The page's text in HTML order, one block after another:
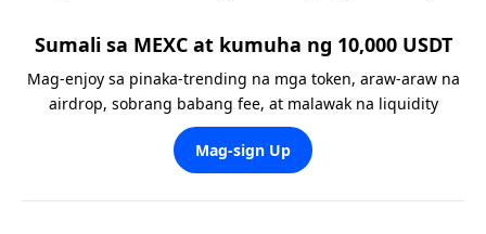
Sumali sa MEXC at kumuha ng 10,000 USDT
Mag-enjoy sa pinaka-trending na mga token, araw-araw na
airdrop, sobrang babang fee, at malawak na liquidity
Mag-sign Up